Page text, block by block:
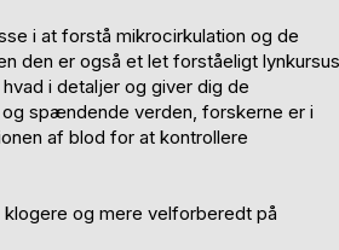
i at forstå mikrocirkulation og de
den er også et let forståeligt lynkursus
i detaljer og giver dig de
og spændende verden, forskerne er i
af blod for at kontrollere
og mere velforberedt på